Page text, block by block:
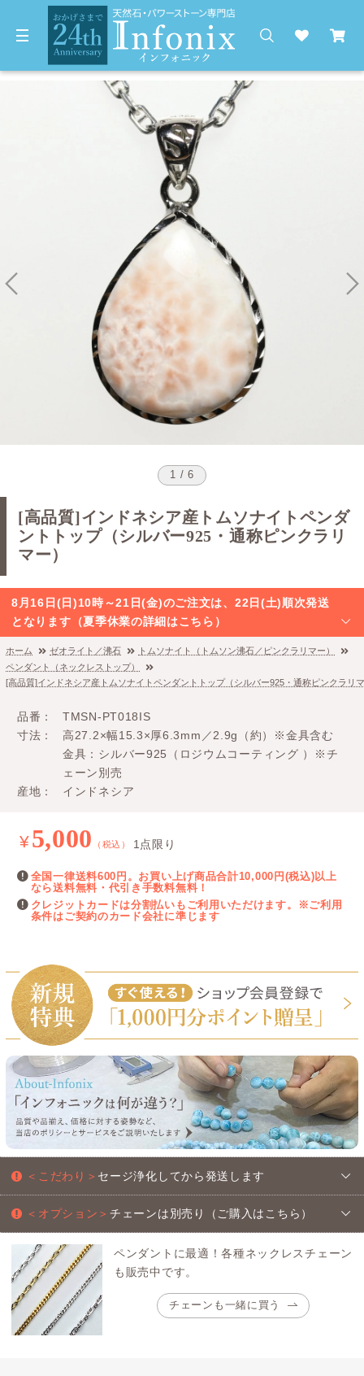
1 / 6
[高品質]インドネシア産トムソナイトペンダ
ントトップ（シルバー925・通称ピンクラリ
マー）
8月16日(日)10時～21日(金)のご注文は、22日(土)順次発送
となります（夏季休業の詳細はこちら）
ホーム ゼオライト／沸石
トムソナイト（トムソン沸石／ピンクラリマー）
ペンダント（ネックレストップ）
[高品質]インドネシア産トムソナイトペンダントトップ（シルバー925・通称ピンクラリ
品番
TMSN-PT018IS
寸法
高27.2×幅15.3×厚6.3mm／2.9g（約）※金具含む
金具：シルバー925（ロジウムコーティング ）※チ
ェーン別売
産地
インドネシア
¥5,000 （税込） 1点限り
全国一律送料600円。お買い上げ商品合計10,000円(税込)以上
なら送料無料・代引き手数料無料！
クレジットカードは分割払いもご利用いただけます。※ご利用
条件はご契約のカード会社に準じます
＜こだわり＞ セージ浄化してから発送します
＜オプション＞チェーンは別売り（ご購入はこちら）
ペンダントに最適！各種ネックレスチェーン
も販売中です。
チェーンも一緒に買う